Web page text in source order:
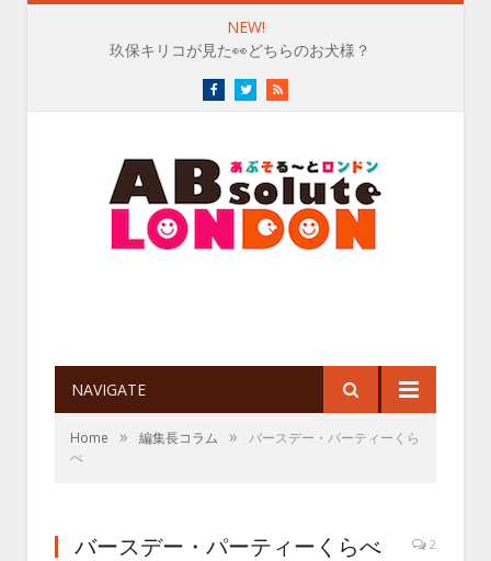
NEW!
玖保キリコが見た👀どちらのお犬様？
FacebookTwitterRSS
NAVIGATE
Home » 編集長コラム »
バースデー・パーティーくら
べ
バースデー・パーティーくらべ 2